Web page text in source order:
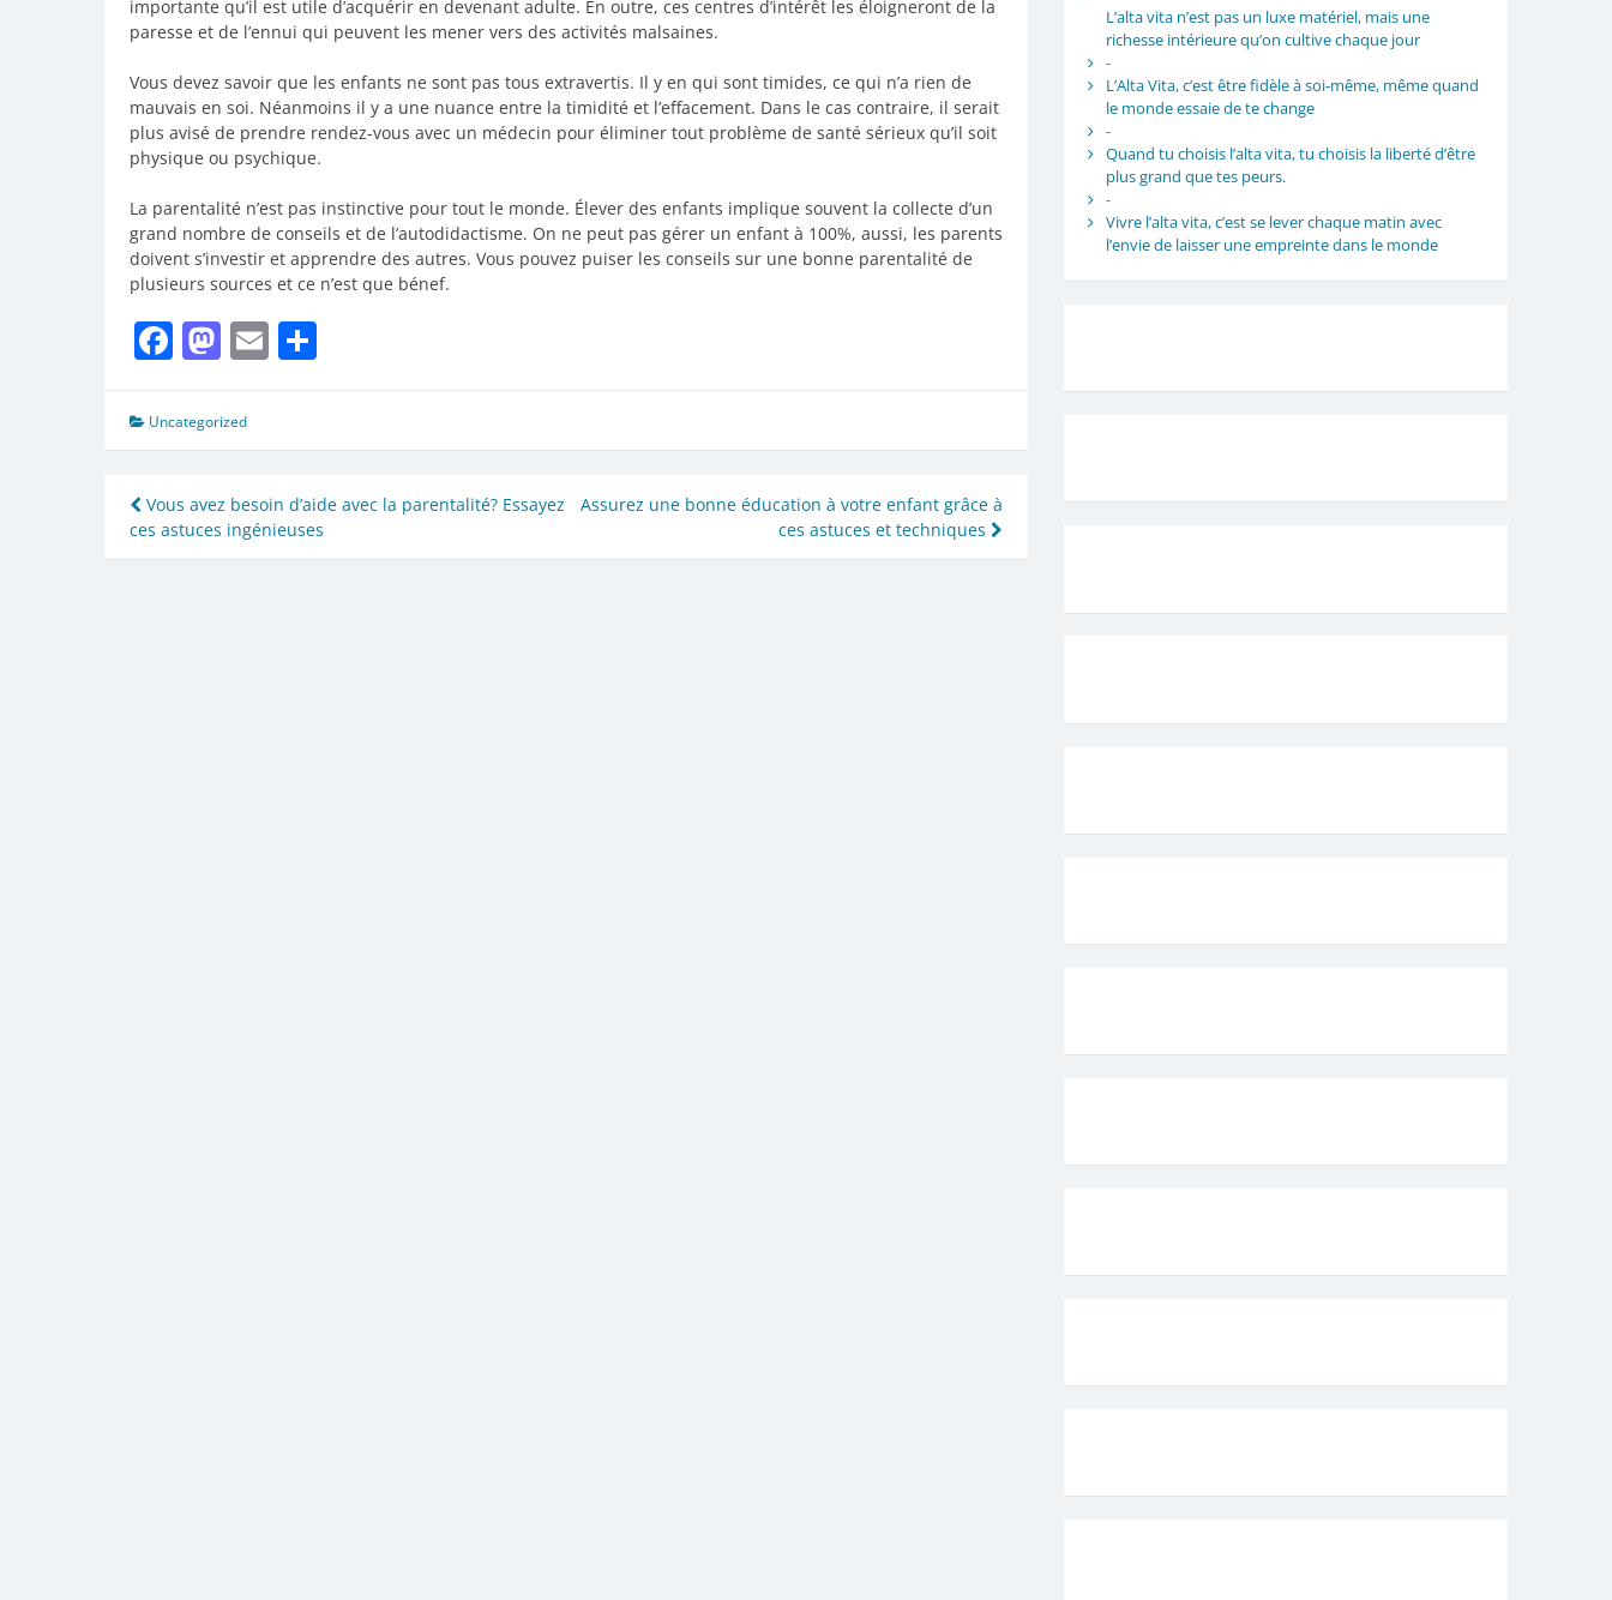
importante qu’il est utile d’acquérir en devenant adulte. En outre, ces centres d’intérêt les éloigneront de la
paresse et de l’ennui qui peuvent les mener vers des activités malsaines.
Vous devez savoir que les enfants ne sont pas tous extravertis. Il y en qui sont timides, ce qui n’a rien de
mauvais en soi. Néanmoins il y a une nuance entre la timidité et l’effacement. Dans le cas contraire, il serait
plus avisé de prendre rendez-vous avec un médecin pour éliminer tout problème de santé sérieux qu’il soit
physique ou psychique.
La parentalité n’est pas instinctive pour tout le monde. Élever des enfants implique souvent la collecte d’un
grand nombre de conseils et de l’autodidactisme. On ne peut pas gérer un enfant à 100%, aussi, les parents
doivent s’investir et apprendre des autres. Vous pouvez puiser les conseils sur une bonne parentalité de
plusieurs sources et ce n’est que bénef.
Facebook
Mastodon
Email
Uncategorized
Navigation
de
Vous avez besoin d’aide avec la parentalité? Essayez
ces astuces ingénieuses
Assurez une bonne éducation à votre enfant grâce à
ces astuces et techniques
L’alta vita n’est pas un luxe matériel, mais une
richesse intérieure qu’on cultive chaque jour
-
L’Alta Vita, c’est être fidèle à soi-même, même quand
le monde essaie de te change
-
Quand tu choisis l’alta vita, tu choisis la liberté d’être
plus grand que tes peurs.
-
Vivre l’alta vita, c’est se lever chaque matin avec
l’envie de laisser une empreinte dans le monde